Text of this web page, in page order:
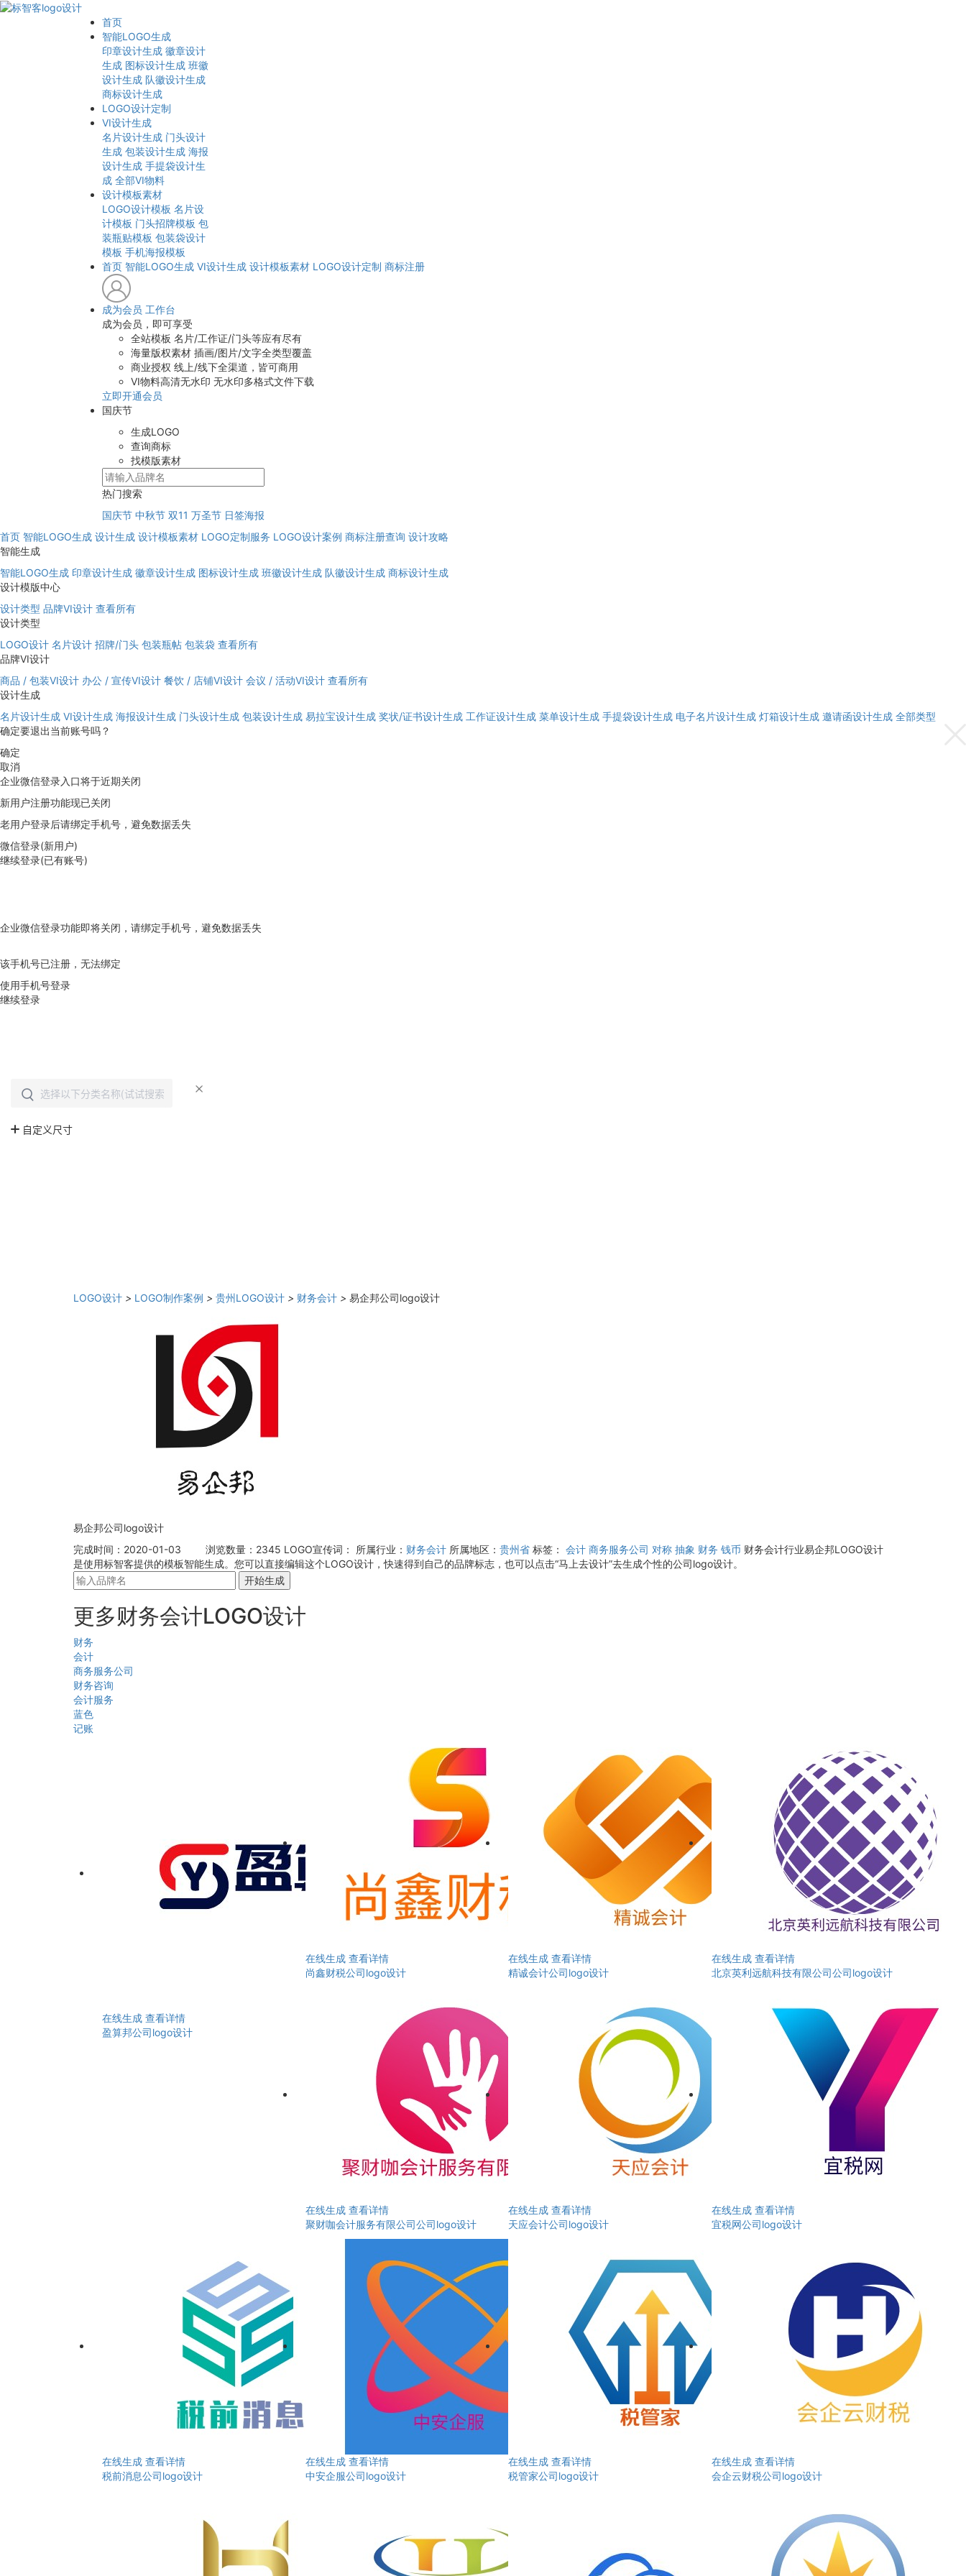
首页
智能LOGO生成
印章设计生成 徽章设计
生成 图标设计生成 班徽
设计生成 队徽设计生成
商标设计生成
LOGO设计定制
VI设计生成
名片设计生成 门头设计
生成 包装设计生成 海报
设计生成 手提袋设计生
成 全部VI物料
设计模板素材
LOGO设计模板 名片设
计模板 门头招牌模板 包
装瓶贴模板 包装袋设计
模板 手机海报模板
首页 智能LOGO生成 VI设计生成 设计模板素材 LOGO设计定制 商标注册
成为会员 工作台
成为会员，即可享受
全站模板 名片/工作证/门头等应有尽有
海量版权素材 插画/图片/文字全类型覆盖
商业授权 线上/线下全渠道，皆可商用
VI物料高清无水印 无水印多格式文件下载
立即开通会员
国庆节
生成LOGO
查询商标
找模版素材
热门搜索
国庆节 中秋节 双11 万圣节 日签海报
首页 智能LOGO生成 设计生成 设计模板素材 LOGO定制服务 LOGO设计案例 商标注册查询 设计攻略
智能生成
智能LOGO生成 印章设计生成 徽章设计生成 图标设计生成 班徽设计生成 队徽设计生成 商标设计生成
设计模版中心
设计类型 品牌VI设计 查看所有
设计类型
LOGO设计 名片设计 招牌/门头 包装瓶帖 包装袋 查看所有
品牌VI设计
商品 / 包装VI设计 办公 / 宣传VI设计 餐饮 / 店铺VI设计 会议 / 活动VI设计 查看所有
设计生成
名片设计生成 VI设计生成 海报设计生成 门头设计生成 包装设计生成 易拉宝设计生成 奖状/证书设计生成 工作证设计生成 菜单设计生成 手提袋设计生成 电子名片设计生成 灯箱设计生成 邀请函设计生成 全部类型
确定要退出当前账号吗？
确定
取消
企业微信登录入口将于近期关闭
新用户注册功能现已关闭
老用户登录后请绑定手机号，避免数据丢失
微信登录(新用户)
继续登录(已有账号)
企业微信登录功能即将关闭，请绑定手机号，避免数据丢失
该手机号已注册，无法绑定
使用手机号登录
继续登录
LOGO设计 > LOGO制作案例 > 贵州LOGO设计 > 财务会计 > 易企邦公司logo设计
易企邦公司logo设计
完成时间：2020-01-03
浏览数量：2345 LOGO宣传词： 所属行业： 财务会计 所属地区： 贵州省 标签： 会计 商务服务公司 对称 抽象 财务 钱币 财务会计行业易企邦LOGO设计
是使用标智客提供的模板智能生成。您可以直接编辑这个LOGO设计，快速得到自己的品牌标志，也可以点击“马上去设计”去生成个性的公司logo设计。
开始生成
更多财务会计LOGO设计
财务
会计
商务服务公司
财务咨询
会计服务
蓝色
记账
在线生成 查看详情
盈算邦公司logo设计
在线生成 查看详情
尚鑫财税公司logo设计
在线生成 查看详情
精诚会计公司logo设计
在线生成 查看详情
北京英利远航科技有限公司公司logo设计
在线生成 查看详情
聚财咖会计服务有限公司公司logo设计
在线生成 查看详情
天应会计公司logo设计
在线生成 查看详情
宜税网公司logo设计
在线生成 查看详情
税前消息公司logo设计
在线生成 查看详情
中安企服公司logo设计
在线生成 查看详情
税管家公司logo设计
在线生成 查看详情
会企云财税公司logo设计